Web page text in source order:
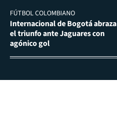
FÚTBOL COLOMBIANO
Internacional de Bogotá abraza
el triunfo ante Jaguares con
agónico gol